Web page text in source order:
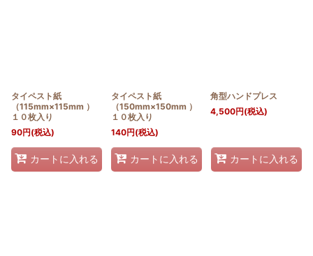
タイペスト紙
（115mm×115mm ）
１０枚入り
90円(税込)
カートに入れる
タイペスト紙
（150mm×150mm ）
１０枚入り
140円(税込)
カートに入れる
角型ハンドプレス
4,500円(税込)
カートに入れる